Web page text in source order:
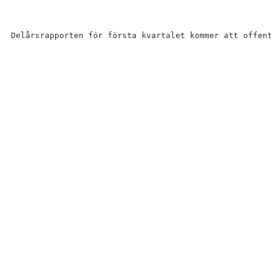
Delårsrapporten för första kvartalet kommer att